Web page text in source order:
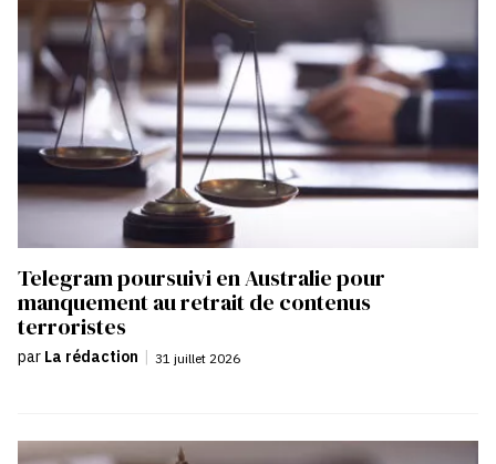
Telegram poursuivi en Australie pour
manquement au retrait de contenus
terroristes
par La rédaction | 31 juillet 2026